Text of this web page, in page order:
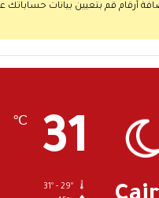
أرقام قم بتعيين بيانات حساباتك
31
℃